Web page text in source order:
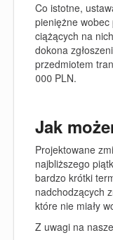
Co istotne,
pieniężne
ciążących na
dokona
przedmiotem
000 PLN.
Jak
Projektowane
najbliższego
bardzo krótki
nadchodzących
które nie miały
Z uwagi na